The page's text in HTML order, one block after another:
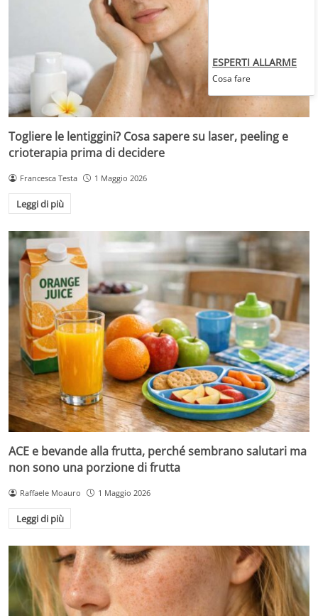
Togliere le lentiggini? Cosa sapere su laser, peeling e
crioterapia prima di decidere
Francesca Testa 1 Maggio 2026
Leggi di più
ACE e bevande alla frutta, perché sembrano salutari ma
non sono una porzione di frutta
Raffaele Moauro 1 Maggio 2026
Leggi di più
ESPERTI ALLARME
Cosa fare